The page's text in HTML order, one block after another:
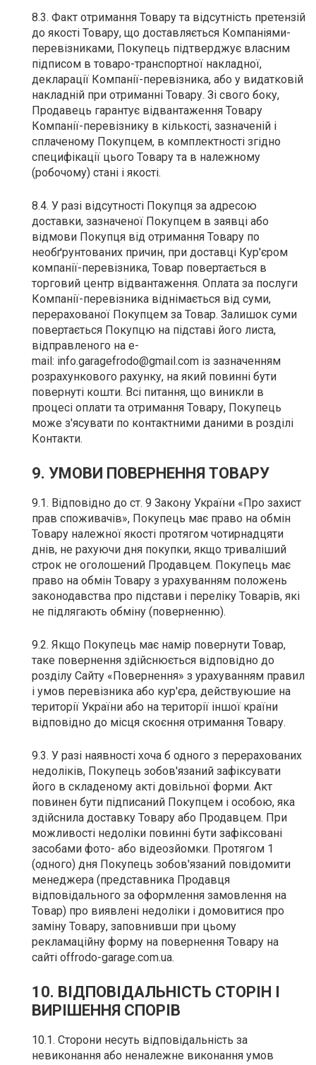
8.3. Факт отримання Товару та відсутність претензій
до якості Товару, що доставляється Компаніями-
перевізниками, Покупець підтверджує власним
підписом в товаро-транспортної накладної,
декларації Компанії-перевізника, або у видатковій
накладній при отриманні Товару. Зі свого боку,
Продавець гарантує відвантаження Товару
Компанії-перевізнику в кількості, зазначеній і
сплаченому Покупцем, в комплектності згідно
специфікації цього Товару та в належному
(робочому) стані і якості.
8.4. У разі відсутності Покупця за адресою
доставки, зазначеної Покупцем в заявці або
відмови Покупця від отримання Товару по
необґрунтованих причин, при доставці Кур'єром
компанії-перевізника, Товар повертається в
торговий центр відвантаження. Оплата за послуги
Компанії-перевізника віднімається від суми,
перерахованої Покупцем за Товар. Залишок суми
повертається Покупцю на підставі його листа,
відправленого на e-
mail: info.garagefrodo@gmail.com із зазначенням
розрахункового рахунку, на який повинні бути
повернуті кошти. Всі питання, що виникли в
процесі оплати та отримання Товару, Покупець
може з'ясувати по контактними даними в розділі
Контакти.
9. УМОВИ ПОВЕРНЕННЯ ТОВАРУ
9.1. Відповідно до ст. 9 Закону України «Про захист
прав споживачів», Покупець має право на обмін
Товару належної якості протягом чотирнадцяти
днів, не рахуючи дня покупки, якщо триваліший
строк не оголошений Продавцем. Покупець має
право на обмін Товару з урахуванням положень
законодавства про підстави і переліку Товарів, які
не підлягають обміну (поверненню).
9.2. Якщо Покупець має намір повернути Товар,
таке повернення здійснюється відповідно до
розділу Сайту «Повернення» з урахуванням правил
і умов перевізника або кур'єра, действуюшие на
території України або на території іншої країни
відповідно до місця скоєння отримання Товару.
9.3. У разі наявності хоча б одного з перерахованих
недоліків, Покупець зобов'язаний зафіксувати
його в складеному акті довільної форми. Акт
повинен бути підписаний Покупцем і особою, яка
здійснила доставку Товару або Продавцем. При
можливості недоліки повинні бути зафіксовані
засобами фото- або відеозйомки. Протягом 1
(одного) дня Покупець зобов'язаний повідомити
менеджера (представника Продавця
відповідального за оформлення замовлення на
Товар) про виявлені недоліки і домовитися про
заміну Товару, заповнивши при цьому
рекламаційну форму на повернення Товару на
сайті offrodo-garage.com.ua.
10. ВІДПОВІДАЛЬНІСТЬ СТОРІН І
ВИРІШЕННЯ СПОРІВ
10.1. Сторони несуть відповідальність за
невиконання або неналежне виконання умов